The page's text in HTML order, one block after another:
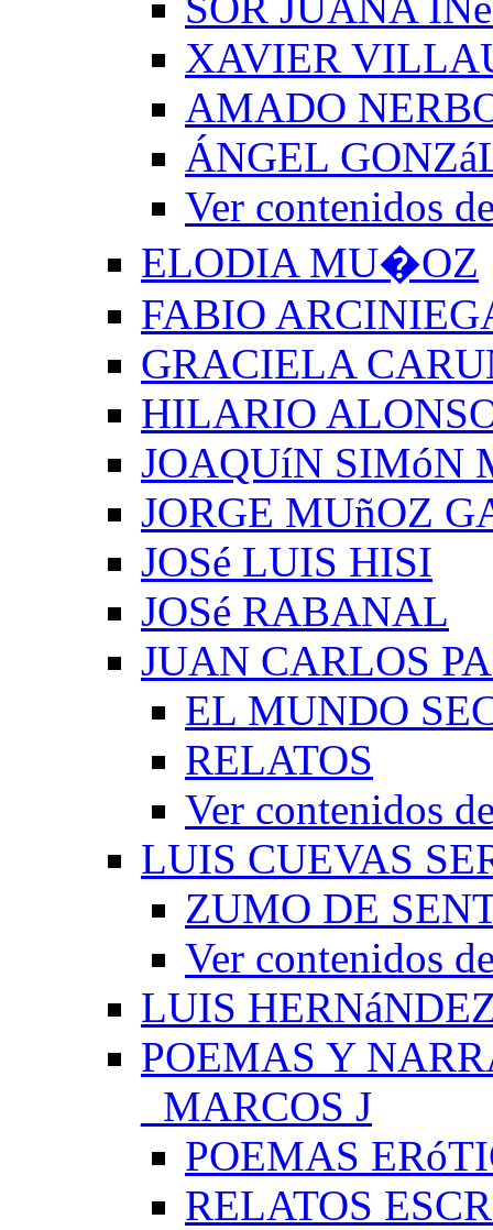
XAVIER
AMADO
ÁNGEL
Ver contenidos
ELODIA MU�OZ
FABIO
GRACIELA
HILARIO
JOAQUíN SIMóN
JORGE MUñOZ
JOSé LUIS HISI
JOSé RABANAL
JUAN CARLOS
EL MUNDO
RELATOS
Ver contenidos
LUIS CUEVAS
ZUMO DE
Ver contenidos
LUIS
POEMAS Y
_MARCOS J
POEMAS
RELATOS